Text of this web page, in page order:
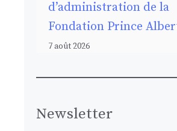
d’administration de la
Fondation Prince
7 août 2026
Newsletter